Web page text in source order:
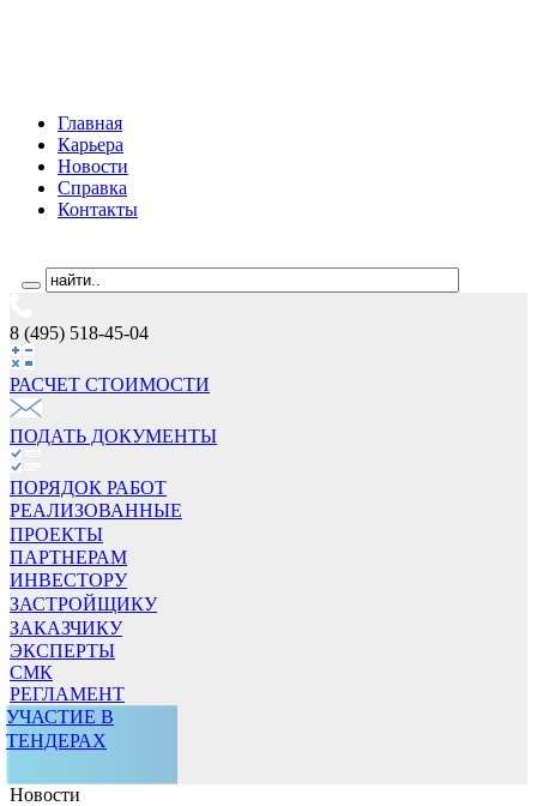
Главная
Карьера
Новости
Справка
Контакты
8 (495) 518-45-04
РАСЧЕТ СТОИМОCТИ
ПОДАТЬ ДОКУМЕНТЫ
ПОРЯДОК РАБОТ
РЕАЛИЗОВАННЫЕ
ПРОЕКТЫ
ПАРТНЕРАМ
ИНВЕСТОРУ
ЗАСТРОЙЩИКУ
ЗАКАЗЧИКУ
ЭКСПЕРТЫ
СМК
РЕГЛАМЕНТ
УЧАСТИЕ В
ТЕНДЕРАХ
Новости